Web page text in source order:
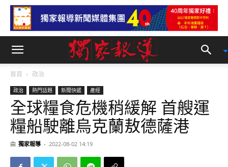
首頁 政治
政治 熱門話題 新聞快遞 產經
全球糧食危機稍緩解 首艘運
糧船駛離烏克蘭敖德薩港
由 獨家報導 - 2022-08-02 14:19